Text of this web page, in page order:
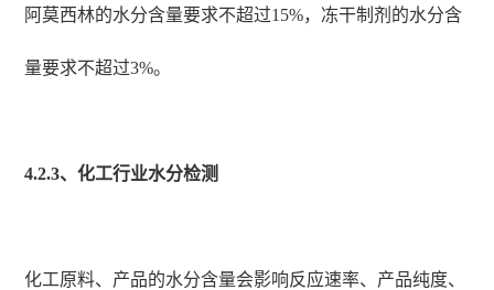
阿莫西林的水分含量要求不超过15%，冻干制剂的水分含
量要求不超过3%。
4.2.3、化工行业水分检测
化工原料、产品的水分含量会影响反应速率、产品纯度、